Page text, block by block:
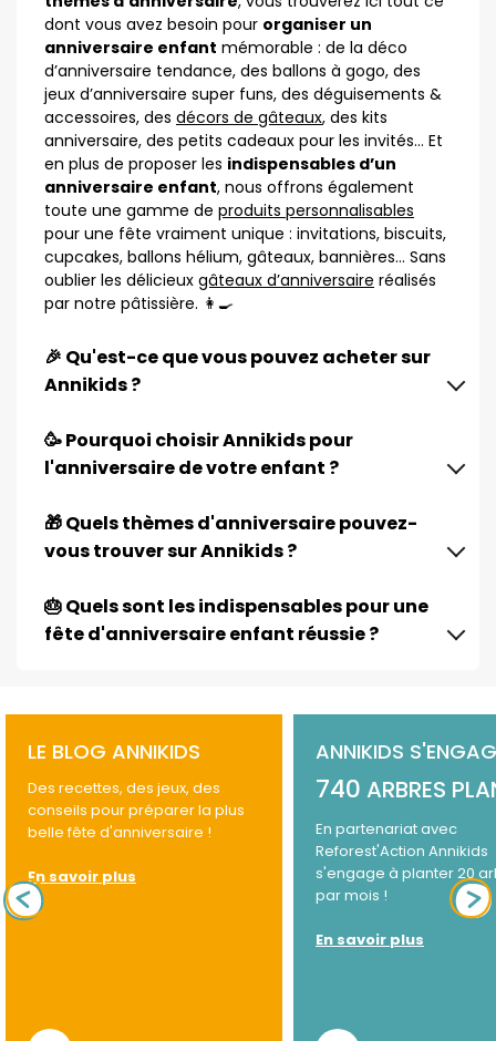
dont vous avez besoin pour organiser un
anniversaire enfant mémorable : de la déco
d’anniversaire tendance, des ballons à gogo, des
jeux d’anniversaire super funs, des déguisements &
accessoires, des décors de gâteaux, des kits
anniversaire, des petits cadeaux pour les invités… Et
en plus de proposer les indispensables d’un
anniversaire enfant, nous offrons également
toute une gamme de produits personnalisables
pour une fête vraiment unique : invitations, biscuits,
cupcakes, ballons hélium, gâteaux, bannières… Sans
oublier les délicieux gâteaux d’anniversaire réalisés
par notre pâtissière. 👩‍🍳
🎉 Qu'est-ce que vous pouvez acheter sur
Annikids ?
🥳 Pourquoi choisir Annikids pour
l'anniversaire de votre enfant ?
🎁 Quels thèmes d'anniversaire pouvez-
vous trouver sur Annikids ?
🎂 Quels sont les indispensables pour une
fête d'anniversaire enfant réussie ?
LE BLOG ANNIKIDS
Des recettes, des jeux, des
conseils pour préparer la plus
belle fête d'anniversaire !
En savoir plus
ANNIKIDS
740 ARBRES
En partenariat avec
Reforest'Action Annikids
s'engage à planter 20
par mois !
En savoir plus